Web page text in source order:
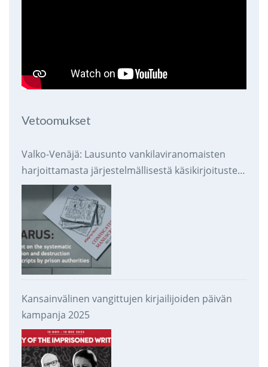
Vetoomukset
Valko-Venäjä: Lausunto vankilaviranomaisten
harjoittamasta järjestelmällisestä käsikirjoitusten
takavarikoinnista ja tuhoamisesta
Kansainvälinen vangittujen kirjailijoiden päivän
kampanja 2025